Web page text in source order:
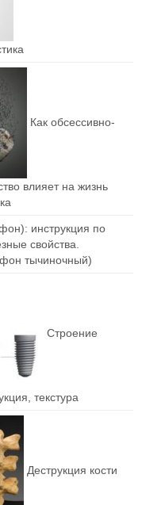
Как обсессивно-
влияет на жизнь
тычиночный)
Строение
текстура
Деструкция кости